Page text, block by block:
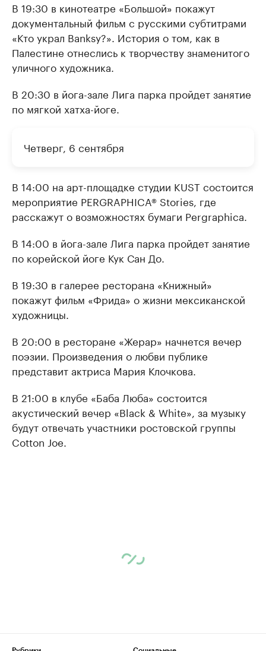
В 19:30 в кинотеатре «Большой» покажут
документальный фильм с русскими субтитрами
«Кто украл Banksy?». История о том, как в
Палестине отнеслись к творчеству знаменитого
уличного художника.
В 20:30 в йога-зале Лига парка пройдет занятие
по мягкой хатха-йоге.
Четверг, 6 сентября
В 14:00 на арт-площадке студии KUST состоится
мероприятие PERGRAPHICA® Stories, где
расскажут о возможностях бумаги Pergraphica.
В 14:00 в йога-зале Лига парка пройдет занятие
по корейской йоге Кук Сан До.
В 19:30 в галерее ресторана «Книжный»
покажут фильм «Фрида» о жизни мексиканской
художницы.
В 20:00 в ресторане «Жерар» начнется вечер
поэзии. Произведения о любви публике
представит актриса Мария Клочкова.
В 21:00 в клубе «Баба Люба» состоится
акустический вечер «Black & White», за музыку
будут отвечать участники ростовской группы
Cotton Joe.